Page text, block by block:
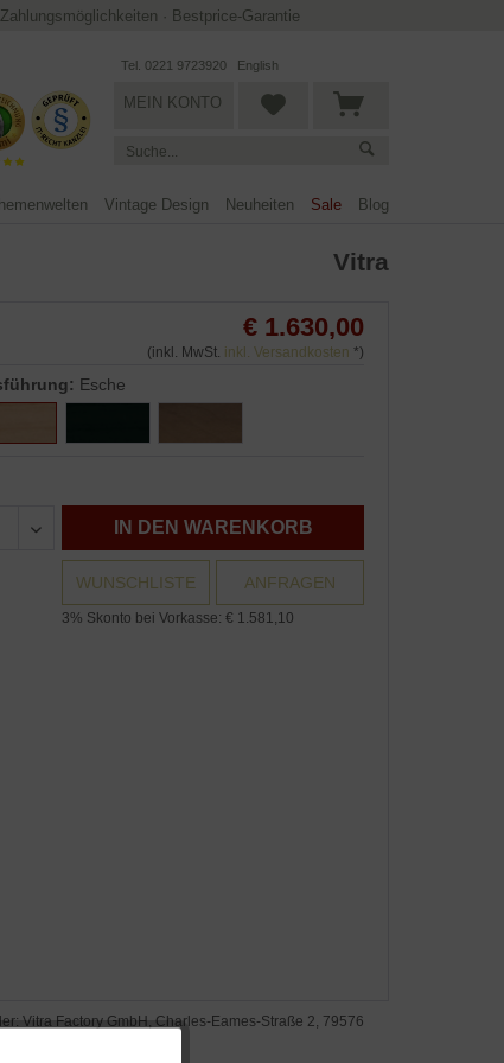
· Bestprice-Garantie
Tel. 0221 9723920 English
MEIN KONTO
Vintage Design Neuheiten Sale Blog
Vitra
€ 1.630,00
(inkl. MwSt. inkl. Versandkosten *)
Esche
IN DEN WARENKORB
WUNSCHLISTE ANFRAGEN
3% Skonto bei Vorkasse: € 1.581,10
Vitra Factory GmbH, Charles-Eames-Straße 2, 79576